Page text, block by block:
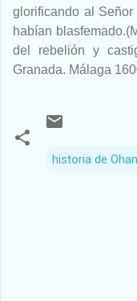
glorificando al
habían
del rebelión y
Granada. Málaga
historia de